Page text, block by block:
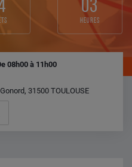
03
heures
08h00 à 11h00
31500 TOULOUSE